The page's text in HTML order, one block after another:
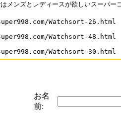
メンズとレディースが欲しいスーパー
Watchsort-26.html
Watchsort-48.html
お名
前: